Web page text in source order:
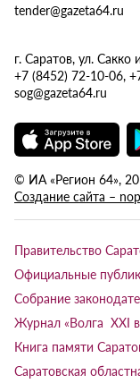
tender@gazeta64.ru
г. Саратов, ул. Сакко
+7 (8452) 72-10-06,
sog@gazeta64.ru
© ИА «Регион 64»,
Создание сайта –
Правительство
Официальные
Собрание
Журнал «Волга XXI
Книга памяти
Саратовская